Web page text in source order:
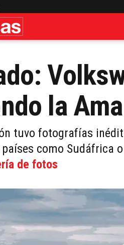
la
tuvo fotografías
como Sudáfrica
de fotos